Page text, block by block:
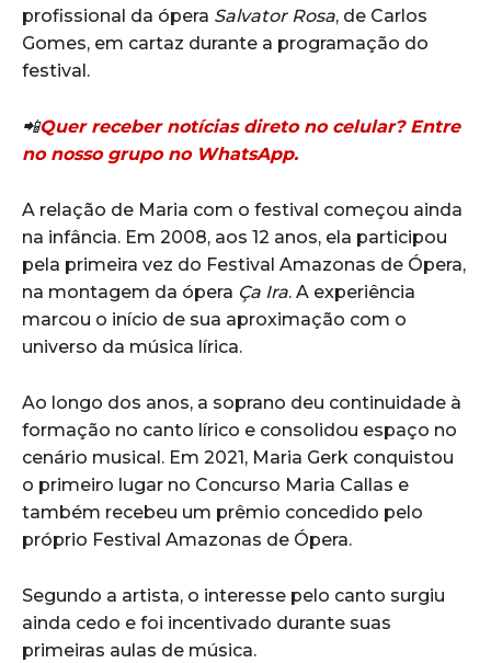
profissional da ópera Salvator Rosa, de Carlos
Gomes, em cartaz durante a programação do
festival.
📲Quer receber notícias direto no celular? Entre
no nosso grupo no WhatsApp.
A relação de Maria com o festival começou ainda
na infância. Em 2008, aos 12 anos, ela participou
pela primeira vez do Festival Amazonas de Ópera,
na montagem da ópera Ça Ira. A experiência
marcou o início de sua aproximação com o
universo da música lírica.
Ao longo dos anos, a soprano deu continuidade à
formação no canto lírico e consolidou espaço no
cenário musical. Em 2021, Maria Gerk conquistou
o primeiro lugar no Concurso Maria Callas e
também recebeu um prêmio concedido pelo
próprio Festival Amazonas de Ópera.
Segundo a artista, o interesse pelo canto surgiu
ainda cedo e foi incentivado durante suas
primeiras aulas de música.